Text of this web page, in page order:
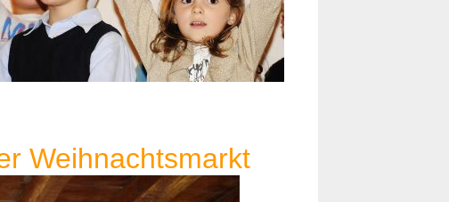
Weihnachtsmarkt